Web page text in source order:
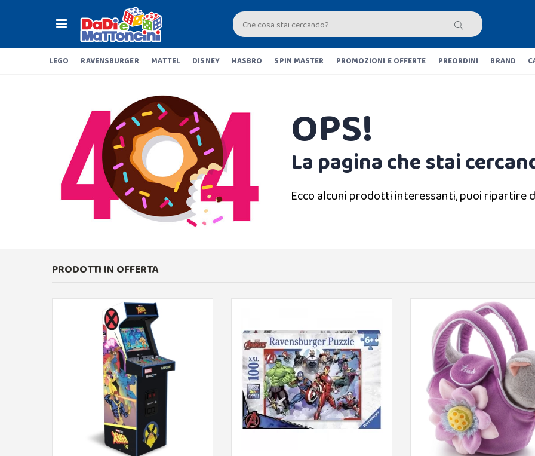
LEGO RAVENSBURGER MATTEL DISNEY HASBRO SPIN MASTER PROMOZIONI E OFFERTE PREORDINI BRAND
OPS!
La pagina che stai
Ecco alcuni prodotti interessanti, puoi ripartire
PRODOTTI IN OFFERTA